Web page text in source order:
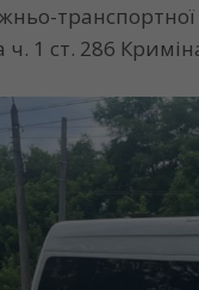
1 ст. 286